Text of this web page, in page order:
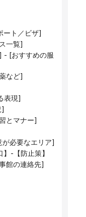
ート／ビザ]
一覧]
など]
表現]
]
とマナー]
必要なエリア]
-【防止策】
館の連絡先]